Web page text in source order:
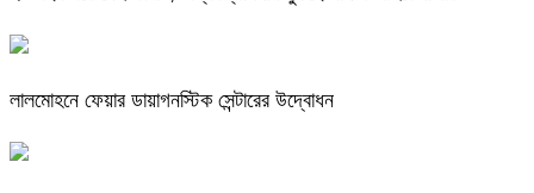
লালমোহনে ফেয়ার ডায়াগনস্টিক সেন্টারের উদ্বোধন